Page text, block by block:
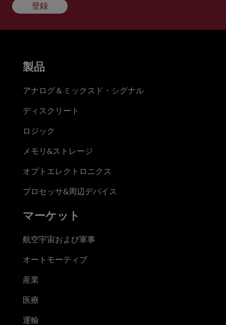
登録
製品
アナログ＆ミックスド・シグナル
ディスクリート
ロジック
メモリ&ストレージ
オプトエレクトロニクス
プロセッサ&周辺デバイス
マーケット
航空宇宙および軍事
オートモーティブ
産業
医療
運輸